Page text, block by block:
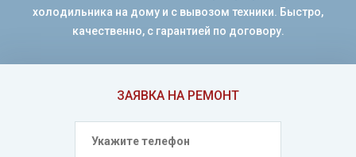
ЗАЯВКА НА РЕМОНТ
холодильника на дому и с вывозом техники. Быстро,
качественно, с гарантией по договору.